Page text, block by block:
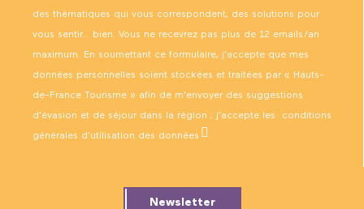
des thématiques qui vous correspondent, des solutions pour
vous sentir… bien. Vous ne recevrez pas plus de 12 emails/an
maximum. En soumettant ce formulaire, j’accepte que mes
données personnelles soient stockées et traitées par « Hauts-
de-France Tourisme » afin de m’envoyer des suggestions
d’évasion et de séjour dans la région ; j’accepte les conditions
générales d’utilisation des données .
Newsletter